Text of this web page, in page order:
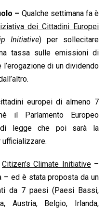
p
y
L
i
n
k
i
n
t
– Qualche settimana fa è
dei Cittadini Europei
Initiative) per sollecitare
tassa sulle emissioni di
di un dividendo
europei di almeno 7
il Parlamento Europeo
di legge che poi sarà la
ufficializzare.
Citizen’s Climate Initiative–
– ed è stata proposta da un
da 7 paesi (Paesi Bassi,
Austria, Belgio, Irlanda,